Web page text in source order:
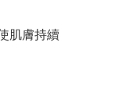
肌膚持續